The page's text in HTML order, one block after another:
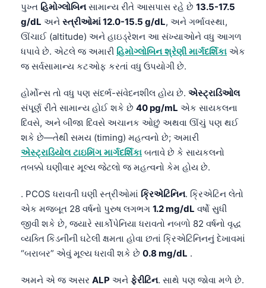
પુખ્ત હિમોગ્લોબિનસામાન્ય રીતે આસપાસ રહે છે 13.5-17.5
g/dL અને સ્ત્રીઓમાં 12.0-15.5 g/dL, અને ગર્ભાવસ્થા,
ઊંચાઈ (altitude) અને હાઇડ્રેશન આ સંખ્યાઓને વધુ આગળ
ધપાવે છે. એટલે જ અમારી હિમોગ્લોબિન શ્રેણી માર્ગદર્શિકા એક
જ સર્વસામાન્ય કટઓફ કરતાં વધુ ઉપયોગી છે.
હોર્મોન્સ તો વધુ પણ સંદર્ભ-સંવેદનશીલ હોય છે. એસ્ટ્રાડિઓલ
સંપૂર્ણ રીતે સામાન્ય હોઈ શકે છે 40 pg/mL એક સાયકલના
દિવસે, અને બીજા દિવસે અચાનક ઓછું અથવા ઊંચું પણ થઈ
શકે છે—તેથી સમય (timing) મહત્વનો છે; અમારી
એસ્ટ્રાડિયોલ ટાઇમિંગ માર્ગદર્શિકા બતાવે છે કે સાયકલનો
તબક્કો ઘણીવાર મૂલ્ય જેટલો જ મહત્વનો કેમ હોય છે.
. PCOS ધરાવતી ઘણી સ્ત્રીઓમાં ક્રિએટિનિન. ક્રિએટિન લેતો
એક મજબૂત 28 વર્ષનો પુરુષ લગભગ 1.2 mg/dL વર્ષો સુધી
જીવી શકે છે, જ્યારે સાર્કોપેનિયા ધરાવતો નબળો 82 વર્ષનો વૃદ્ધ
વ્યક્તિ કિડનીની ઘટેલી ક્ષમતા હોવા છતાં ક્રિએટિનિનનું દેખાવમાં
“બરાબર” એવું મૂલ્ય ધરાવી શકે છે 0.8 mg/dL .
અમને એ જ અસર ALP અને ફેરીટિન. સાથે પણ જોવા મળે છે.